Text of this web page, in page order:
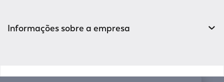
Informações sobre a empresa